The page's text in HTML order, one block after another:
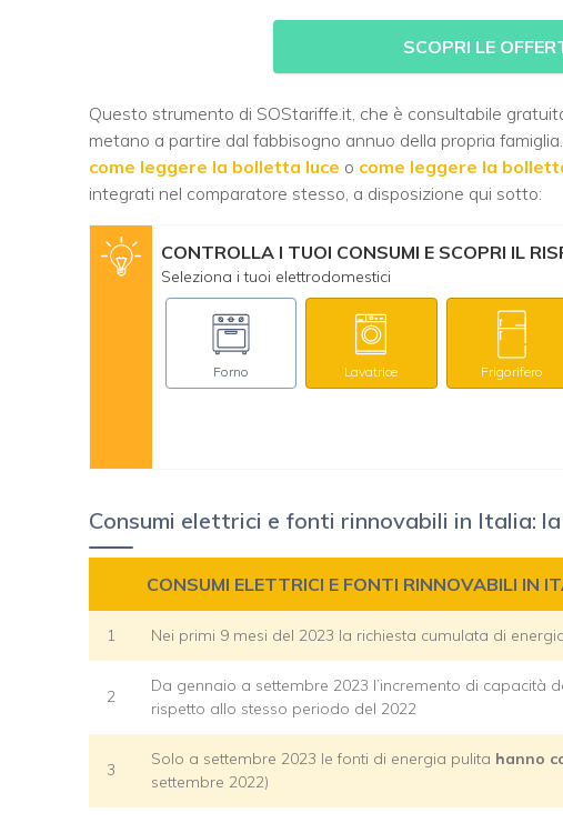
SCOPRI LE
Questo strumento di SOStariffe.it, che è consultabile
metano a partire dal fabbisogno annuo della propria
come leggere la bolletta luce o come leggere la
integrati nel comparatore stesso, a disposizione qui sotto:
CONTROLLA I TUOI CONSUMI E SCOPRI IL
Seleziona i tuoi elettrodomestici
Forno Lavatrice Frigorifero
Consumi elettrici e fonti rinnovabili in Italia:
CONSUMI ELETTRICI E FONTI RINNOVABILI IN
1 Nei primi 9 mesi del 2023 la richiesta cumulata di
2
Da gennaio a settembre 2023 l’incremento di capacità
rispetto allo stesso periodo del 2022
3
Solo a settembre 2023 le fonti di energia pulita hanno
settembre 2022)